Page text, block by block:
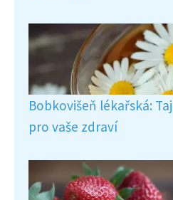
Bobkovišeň lékařská:
pro vaše zdraví